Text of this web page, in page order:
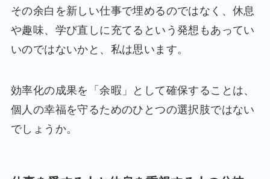
その余白を新しい仕事で埋めるのではなく、休息
や趣味、学び直しに充てるという発想もあってい
いのではないかと、私は思います。
効率化の成果を「余暇」として確保することは、
個人の幸福を守るためのひとつの選択肢ではない
でしょうか。